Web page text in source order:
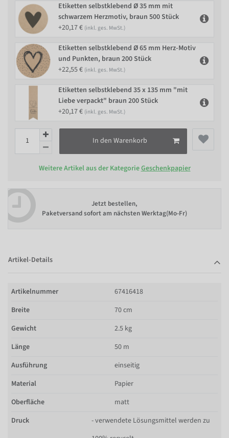
Etiketten selbstklebend Ø 35 mm mit
schwarzem Herzmotiv, braun 500 Stück
+20,17 € (inkl. ges. MwSt.)
Etiketten selbstklebend Ø 65 mm Herz-Motiv
und Punkten, braun 200 Stück
+22,55 € (inkl. ges. MwSt.)
Etiketten selbstklebend 35 x 135 mm "mit
Liebe verpackt" braun 200 Stück
+20,17 € (inkl. ges. MwSt.)
In den Warenkorb
Weitere Artikel aus der KategorieGeschenkpapier
Jetzt bestellen,
Paketversand sofort am nächsten Werktag(Mo-Fr)
Artikel-Details
Artikelnummer
67416418
Breite
70 cm
Gewicht
2.5 kg
Länge
50 m
Ausführung
einseitig
Material
Papier
Oberfläche
matt
Druck
- verwendete Lösungsmittel werden zu